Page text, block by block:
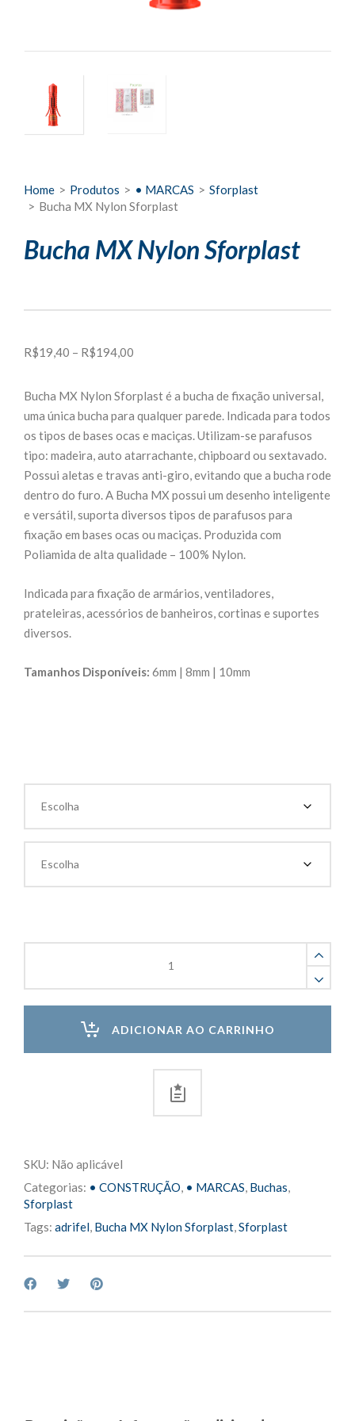
Home > Produtos > • MARCAS > Sforplast
> Bucha MX Nylon Sforplast
Bucha MX Nylon Sforplast
R$19,40 – R$194,00
preço:
R$19,40
através
R$194,00
Bucha MX Nylon Sforplast é a bucha de fixação universal,
uma única bucha para qualquer parede. Indicada para todos
os tipos de bases ocas e maciças. Utilizam-se parafusos
tipo: madeira, auto atarrachante, chipboard ou sextavado.
Possui aletas e travas anti-giro, evitando que a bucha rode
dentro do furo. A Bucha MX possui um desenho inteligente
e versátil, suporta diversos tipos de parafusos para
fixação em bases ocas ou maciças. Produzida com
Poliamida de alta qualidade – 100% Nylon.
Indicada para fixação de armários, ventiladores,
prateleiras, acessórios de banheiros, cortinas e suportes
diversos.
Tamanhos Disponíveis: 6mm | 8mm | 10mm
ADICIONAR AO CARRINHO
SKU: Não aplicável
Categorias: • CONSTRUÇÃO, • MARCAS, Buchas,
Sforplast
Tags: adrifel, Bucha MX Nylon Sforplast,Sforplast